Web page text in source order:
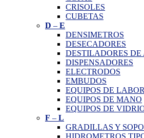
CRISOLES
CUBETAS
D – E
DENSIMETROS
DESECADORES
DESTILADORES DE
DISPENSADORES
ELECTRODOS
EMBUDOS
EQUIPOS DE
EQUIPOS DE MANO
EQUIPOS DE
F – L
GRADILLAS Y
HIDROMETROS